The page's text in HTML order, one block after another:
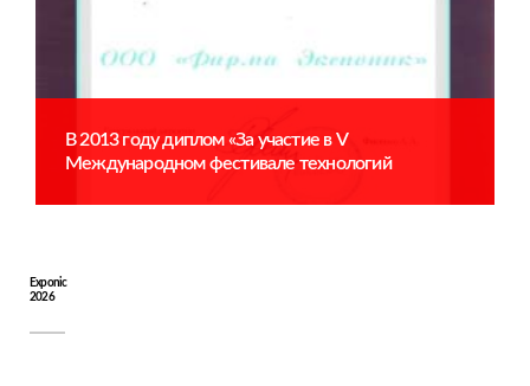
В 2013 году диплом «За участие в V
Международном фестивале технологий
Exponic
2026